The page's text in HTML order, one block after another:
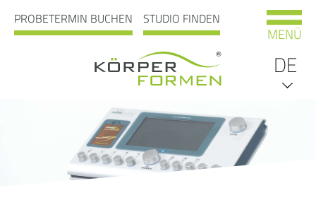
PROBETERMIN BUCHEN STUDIO FINDEN
DE
MENÜ